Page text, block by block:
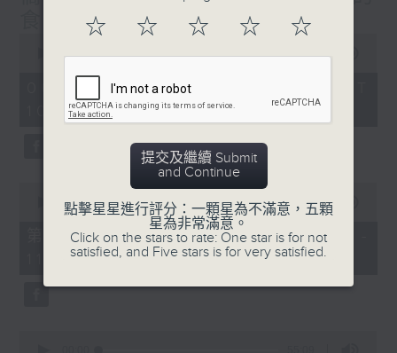
食療調理/社會熱點話題
seconds
minutes,
06/08/2026 - 足本 Full (HKT
10:05 - 12:00)
seconds
minutes,
00:00 55:00
第一部份 Part 1 (HKT 10:05 -
11:00)
☆ ☆ ☆ ☆ ☆
提交及繼續 Submit
and Continue
點擊星星進行評分：一顆星為不滿意，五顆
星為非常滿意。
Click on the stars to rate: One star is for not
satisfied, and Five stars is for very satisfied.